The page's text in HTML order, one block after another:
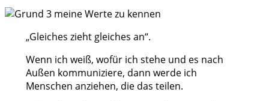
„Gleiches zieht gleiches an“.
Wenn ich weiß, wofür ich stehe und es nach
Außen kommuniziere, dann werde ich
Menschen anziehen, die das teilen.